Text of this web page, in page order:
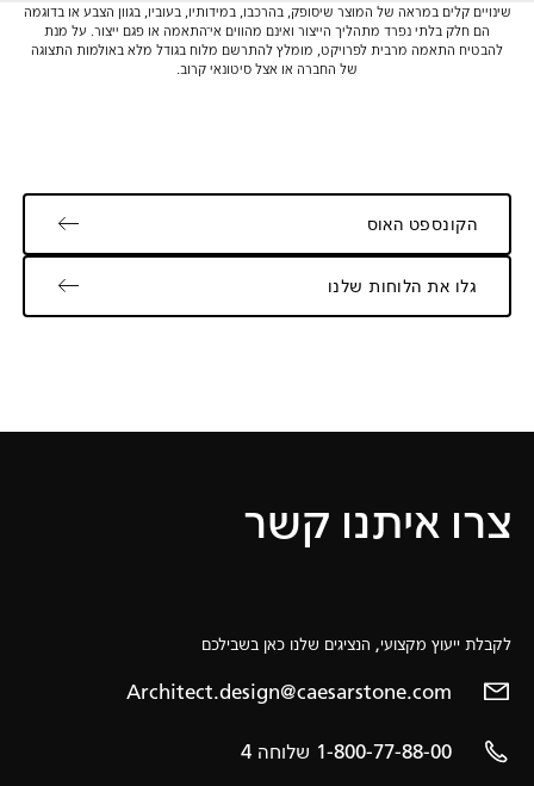
שינויים קלים במראה של המוצר שיסופק, בהרכבו, במידותיו, בעוביו, בגוון הצבע או בדוגמה
הם חלק בלתי נפרד מתהליך הייצור ואינם מהווים אי־התאמה או פגם ייצור. על מנת
להבטיח התאמה מרבית לפרויקט, מומלץ להתרשם מלוח בגודל מלא באולמות התצוגה
של החברה או אצל סיטונאי קרוב.
הקונספט האוס
גלו את הלוחות שלנו
צרו איתנו קשר
לקבלת ייעוץ מקצועי, הנציגים שלנו כאן בשבילכם
Architect.design@caesarstone.com
1-800-77-88-00 שלוחה 4